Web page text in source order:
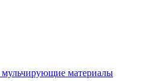
материалы